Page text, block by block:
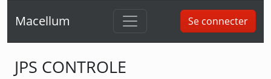
Macellum Se connecter
JPS CONTROLE